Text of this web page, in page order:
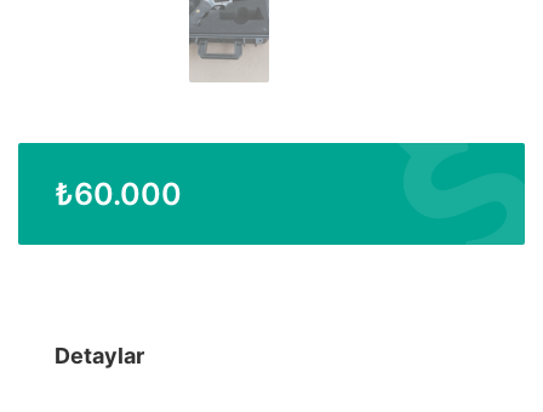
₺60.000
Detaylar